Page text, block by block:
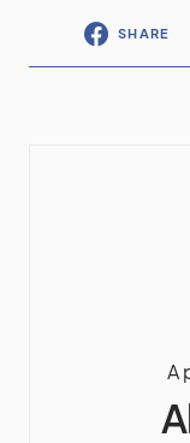
SHARE
A